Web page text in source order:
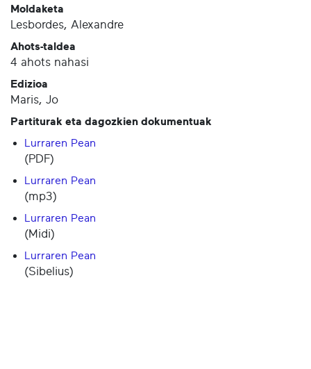
Moldaketa
Lesbordes, Alexandre
Ahots-taldea
4 ahots nahasi
Edizioa
Maris, Jo
Partiturak eta dagozkien dokumentuak
Lurraren Pean
(PDF)
Lurraren Pean
(mp3)
Lurraren Pean
(Midi)
Lurraren Pean
(Sibelius)